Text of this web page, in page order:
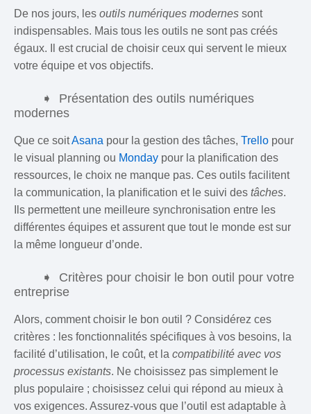
De nos jours, les outils numériques modernes sont
indispensables. Mais tous les outils ne sont pas créés
égaux. Il est crucial de choisir ceux qui servent le mieux
votre équipe et vos objectifs.
Présentation des outils numériques
modernes
Que ce soitAsana pour la gestion des tâches, Trello pour
le visual planning ou Monday pour la planification des
ressources, le choix ne manque pas. Ces outils facilitent
la communication, la planification et le suivi des tâches.
Ils permettent une meilleure synchronisation entre les
différentes équipes et assurent que tout le monde est sur
la même longueur d’onde.
Critères pour choisir le bon outil pour votre
entreprise
Alors, comment choisir le bon outil ? Considérez ces
critères : les fonctionnalités spécifiques à vos besoins, la
facilité d’utilisation, le coût, et la compatibilité avec vos
processus existants. Ne choisissez pas simplement le
plus populaire ; choisissez celui qui répond au mieux à
vos exigences. Assurez-vous que l’outil est adaptable à